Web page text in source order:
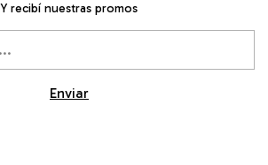
Y recibí nuestras promos